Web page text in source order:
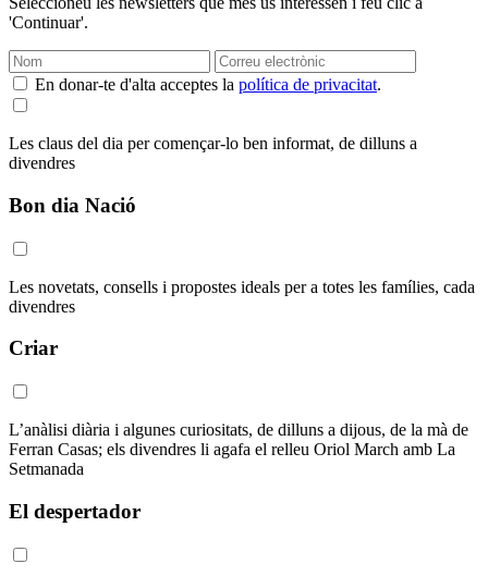
'Continuar'.
En donar-te d'alta acceptes la política de privacitat.
Les claus del dia per començar-lo ben informat, de dilluns a
divendres
Bon dia Nació
Les novetats, consells i propostes ideals per a totes les famílies, cada
divendres
Criar
L’anàlisi diària i algunes curiositats, de dilluns a dijous, de la mà de
Ferran Casas; els divendres li agafa el relleu Oriol March amb La
Setmanada
El despertador